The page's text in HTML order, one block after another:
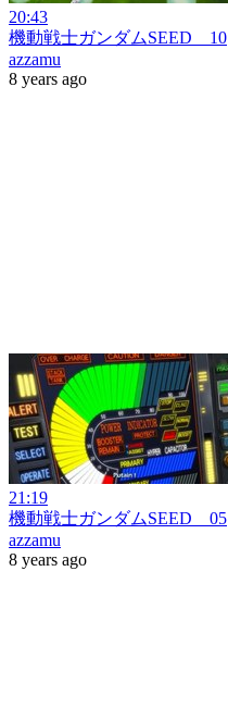
20:43
機動戦士ガンダムSEED 10
azzamu
8 years ago
21:19
機動戦士ガンダムSEED 05
azzamu
8 years ago